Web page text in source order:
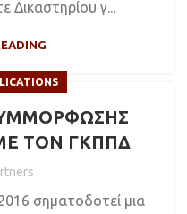
Δικαστηρίoυ γ...
ΤΟΝ ΓΚΠΠΔ
σηματοδοτεί μια